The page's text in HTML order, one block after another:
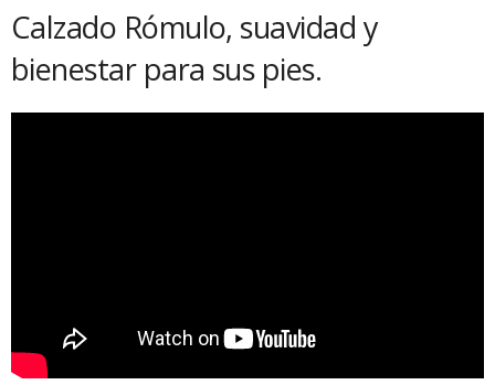
Calzado Rómulo, suavidad y
bienestar para sus pies.